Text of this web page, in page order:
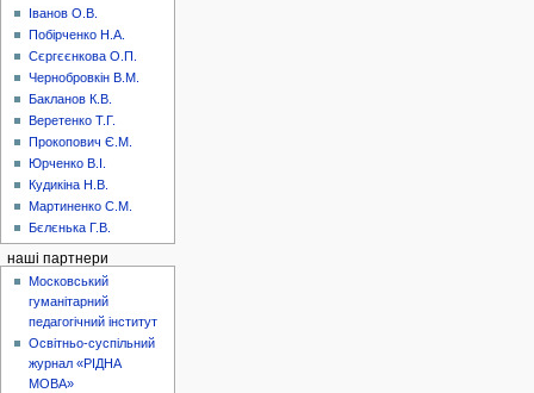
Іванов О.В.
Побірченко Н.А.
Сєргєєнкова О.П.
Чернобровкін В.М.
Бакланов К.В.
Веретенко Т.Г.
Прокопович Є.М.
Юрченко В.І.
Кудикіна Н.В.
Мартиненко С.М.
Бєлєнька Г.В.
наші партнери
Московський
гуманітарний
педагогічний інститут
Освітньо-суспільний
журнал «РІДНА
МОВА»